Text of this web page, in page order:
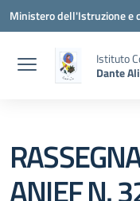
Vai ai contenuti
Vai al menu di navigazione
Vai al footer
Ministero dell'Istruzione e
Istituto
Dante
ANIEF N.